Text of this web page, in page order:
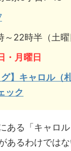
22時半（土曜
・月曜日
】キャロル（
ック
ある「キャロ
あるわけでは